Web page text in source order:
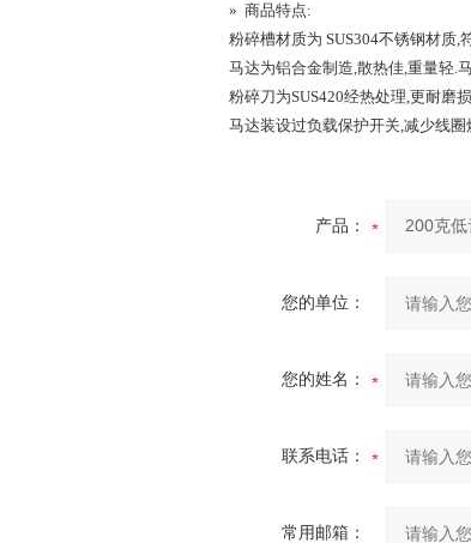
» 商品特点:
粉碎槽材质为 SUS304不锈钢材质,
马达为铝合金制造,散热佳,重量轻.
粉碎刀为SUS420经热处理,更耐磨
马达装设过负载保护开关,减少线圈
产品：
您的单位：
您的姓名：
联系电话：
常用邮箱：